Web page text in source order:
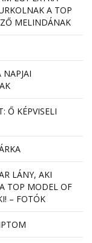
A TOP
MELINDÁNAK
NAPJAI
Ő KÉPVISELI
LÁNY, AKI
TOP MODEL OF
– FOTÓK